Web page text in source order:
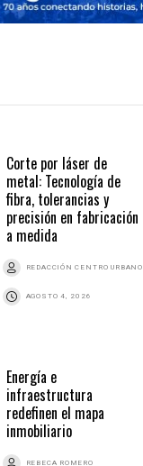
Corte por láser de
metal: Tecnología de
fibra, tolerancias y
precisión en fabricación
a medida
REDACCIÓN CENTRO URBANO
AGOSTO 4, 2026
Energía e
infraestructura
redefinen el mapa
inmobiliario
REBECA ROMERO